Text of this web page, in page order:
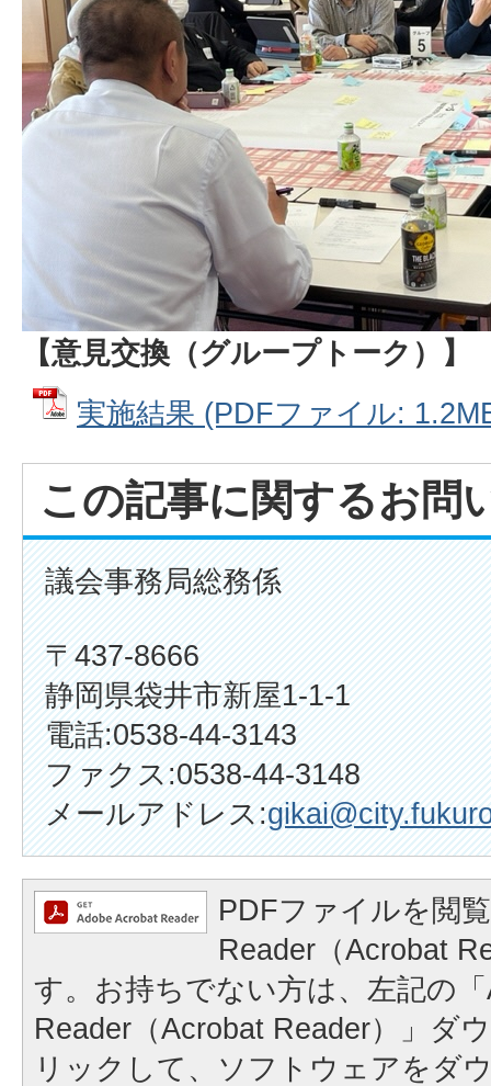
【意見交換（グループトーク）】
実施結果 (PDFファイル:
この記事に関するお問
議会事務局総務係
〒437-8666
静岡県袋井市新屋1-1-1
電話:0538-44-3143
ファクス:0538-44-3148
メールアドレス:
PDFファイルを閲
Reader（Acrobat
す。お持ちでない方は、左記の
Reader（Acrobat Reader）」ダ
リックして、ソフトウェアをダ